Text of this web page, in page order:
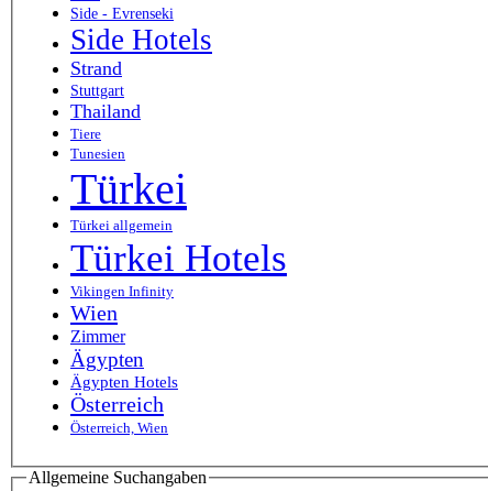
Side - Evrenseki
Side Hotels
Strand
Stuttgart
Thailand
Tiere
Tunesien
Türkei
Türkei allgemein
Türkei Hotels
Vikingen Infinity
Wien
Zimmer
Ägypten
Ägypten Hotels
Österreich
Österreich, Wien
Allgemeine Suchangaben